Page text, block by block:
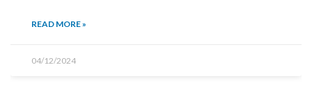
READ MORE »
04/12/2024